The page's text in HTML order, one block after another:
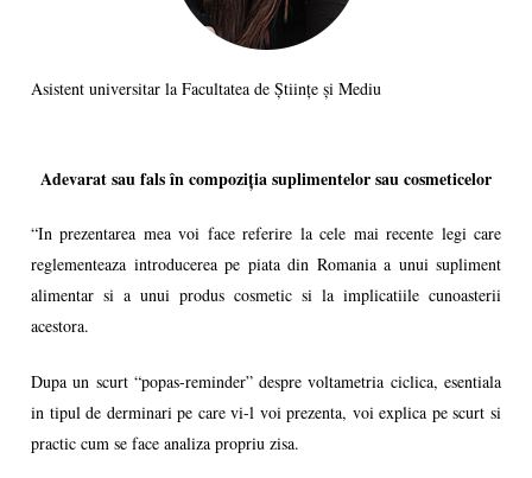
Asistent universitar la Facultatea de Științe și Mediu
Adevarat sau fals în compoziția suplimentelor sau cosmeticelor
“In prezentarea mea voi face referire la cele mai recente legi care
reglementeaza introducerea pe piata din Romania a unui supliment
alimentar si a unui produs cosmetic si la implicatiile cunoasterii
acestora.
Dupa un scurt “popas-reminder” despre voltametria ciclica, esentiala
in tipul de derminari pe care vi-l voi prezenta, voi explica pe scurt si
practic cum se face analiza propriu zisa.